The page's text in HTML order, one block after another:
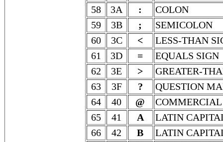
58
3A :
COLON
59
3B ;
SEMICOLON
60
3C <
LESS-THAN
61
3D =
EQUALS SIGN
62
3E >
GREATER-
63
3F ?
QUESTION
64
40 @
COMMERCIAL
65
41 A
LATIN
66
42 B
LATIN